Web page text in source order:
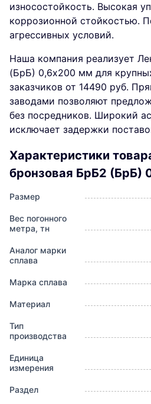
износостойкость. Высокая
коррозионной стойкостью.
агрессивных условий.
Наша компания реализует
(БрБ) 0,6х200 мм для
заказчиков от 14490 руб.
заводами позволяют
без посредников. Широкий
исключает задержки
Характеристики
бронзовая БрБ2 (БрБ)
Размер
Вес погонного
метра, тн
Аналог марки
сплава
Марка сплава
Материал
Тип
производства
Единица
измерения
Раздел